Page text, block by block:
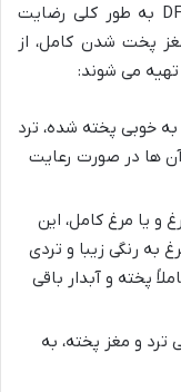
کیفیت نهایی غذاهای پخته شده با DF 310 به طور کلی رضایت
پخت شدن کامل، از
می شوند:
خوبی پخته شده، ترد
ها در صورت رعایت
و یا مرغ کامل، این
به رنگی زیبا و تردی
پخته و آبدار باقی
ترد و مغز پخته، به